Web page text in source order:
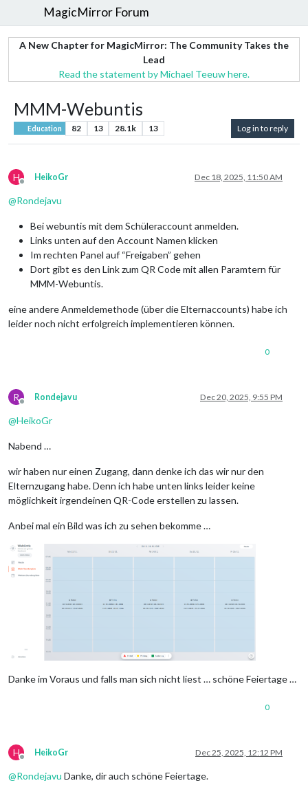
MagicMirror Forum
A New Chapter for MagicMirror: The Community Takes the
Lead
Read the statement by Michael Teeuw here.
MMM-Webuntis
Education 82 13 28.1k 13 Log in to reply
H
Offline
HeikoGr Dec 18, 2025, 11:50 AM
@Rondejavu
Bei webuntis mit dem Schüleraccount anmelden.
Links unten auf den Account Namen klicken
Im rechten Panel auf “Freigaben” gehen
Dort gibt es den Link zum QR Code mit allen Paramtern für
MMM-Webuntis.
eine andere Anmeldemethode (über die Elternaccounts) habe ich
leider noch nicht erfolgreich implementieren können.
0
R
Offline
Rondejavu Dec 20, 2025, 9:55 PM
@HeikoGr
Nabend …
wir haben nur einen Zugang, dann denke ich das wir nur den
Elternzugang habe. Denn ich habe unten links leider keine
möglichkeit irgendeinen QR-Code erstellen zu lassen.
Anbei mal ein Bild was ich zu sehen bekomme …
Danke im Voraus und falls man sich nicht liest … schöne Feiertage …
0
H
Offline
HeikoGr Dec 25, 2025, 12:12 PM
@Rondejavu Danke, dir auch schöne Feiertage.